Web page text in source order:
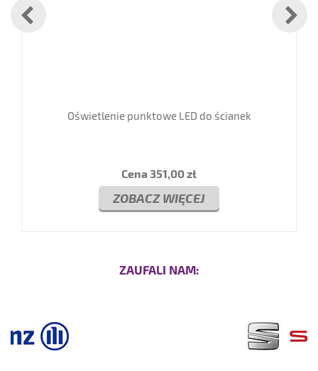
Oświetlenie punktowe LED do ścianek
Cena351,00 zł
ZOBACZ WIĘCEJ
ZAUFALI NAM: